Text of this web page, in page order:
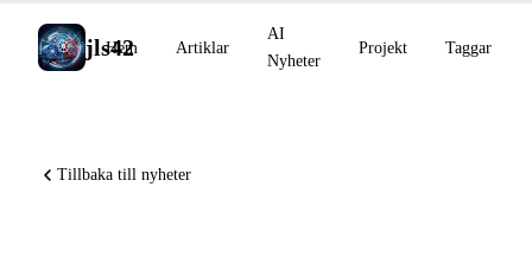
jls42
Hem Artiklar
AI
Nyheter
Projekt Taggar
Tillbaka till nyheter